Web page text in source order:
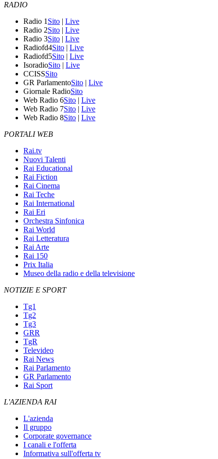
RADIO
Radio 1 Sito | Live
Radio 2Sito | Live
Radio 3Sito | Live
Radiofd4Sito | Live
Radiofd5Sito | Live
IsoradioSito | Live
CCISSSito
GR ParlamentoSito | Live
Giornale RadioSito
Web Radio 6Sito | Live
Web Radio 7Sito | Live
Web Radio 8Sito | Live
PORTALI WEB
Rai.tv
Nuovi Talenti
Rai Educational
Rai Fiction
Rai Cinema
Rai Teche
Rai International
Rai Eri
Orchestra Sinfonica
Rai World
Rai Letteratura
Rai Arte
Rai 150
Prix Italia
Museo della radio e della televisione
NOTIZIE E SPORT
Tg1
Tg2
Tg3
GRR
TgR
Televideo
Rai News
Rai Parlamento
GR Parlamento
Rai Sport
L'AZIENDA RAI
L'azienda
Il gruppo
Corporate governance
I canali e l'offerta
Informativa sull'offerta tv